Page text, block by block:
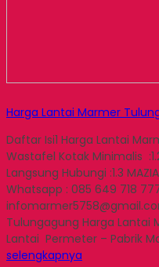
Harga Lantai Marmer
Daftar Isi1 Harga Lantai
Wastafel Kotak Minimalis
Langsung Hubungi :1.3
Whatsapp : 085 649 718
Tulungagung Harga Lantai
Lantai Permeter – Pabrik
selengkapnya